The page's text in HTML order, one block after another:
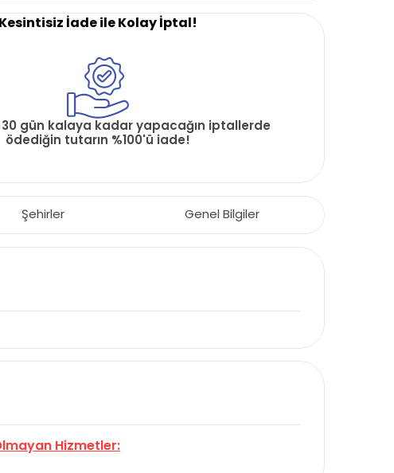
Kesintisiz İade ile Kolay İptal!
gün kalaya kadar yapacağın iptallerde
ödediğin tutarın %100'ü iade!
Şehirler Genel Bilgiler
Hizmetler: